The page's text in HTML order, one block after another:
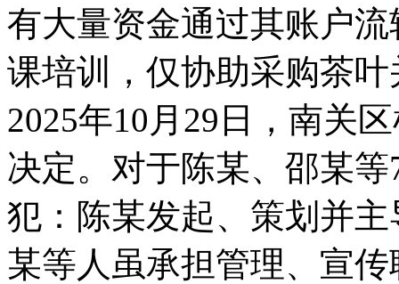
有大量资金通过其账户
课培训，仅协助采购茶
2025年10月29日，南关
决定。对于陈某、邵某
犯：陈某发起、策划并
某等人虽承担管理、宣